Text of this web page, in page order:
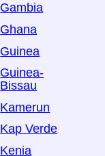
Gambia
Ghana
Guinea
Guinea-
Bissau
Kamerun
Kap Verde
Kenia